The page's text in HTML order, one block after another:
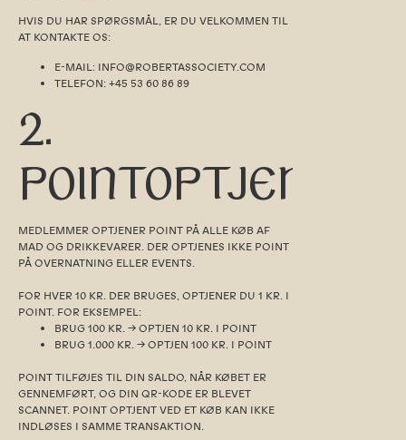
HVIS DU HAR SPØRGSMÅL, ER DU VELKOMMEN TIL
AT KONTAKTE OS:
E-MAIL: INFO@ROBERTASSOCIETY.COM
TELEFON: +45 53 60 86 89
2.
POINTOPTJENING
MEDLEMMER OPTJENER POINT PÅ ALLE KØB AF
MAD OG DRIKKEVARER. DER OPTJENES IKKE POINT
PÅ OVERNATNING ELLER EVENTS.
FOR HVER 10 KR. DER BRUGES, OPTJENER DU 1 KR. I
POINT. FOR EKSEMPEL:
BRUG 100 KR. → OPTJEN 10 KR. I POINT
BRUG 1.000 KR. → OPTJEN 100 KR. I POINT
POINT TILFØJES TIL DIN SALDO, NÅR KØBET ER
GENNEMFØRT, OG DIN QR-KODE ER BLEVET
SCANNET. POINT OPTJENT VED ET KØB KAN IKKE
INDLØSES I SAMME TRANSAKTION.